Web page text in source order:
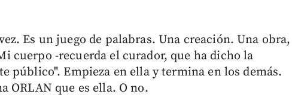
Es un juego de palabras. Una creación. Una obra,
cuerpo -recuerda el curador, que ha dicho la
público". Empieza en ella y termina en los demás.
ORLAN que es ella. O no.